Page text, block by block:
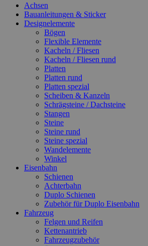
Achsen
Bauanleitungen & Sticker
Designelemente
Bögen
Flexible Elemente
Kacheln / Fliesen
Kacheln / Fliesen rund
Platten
Platten rund
Platten spezial
Scheiben & Kanzeln
Schrägsteine / Dachsteine
Stangen
Steine
Steine rund
Steine spezial
Wandelemente
Winkel
Eisenbahn
Schienen
Achterbahn
Duplo Schienen
Zubehör für Duplo Eisenbahn
Fahrzeug
Felgen und Reifen
Kettenantrieb
Fahrzeugzubehör